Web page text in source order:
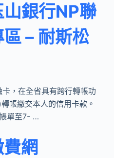
銀行NP聯
– 耐斯松
，在全省具有跨行轉帳功
帳繳交本人的信用卡款。
單至7- …
網